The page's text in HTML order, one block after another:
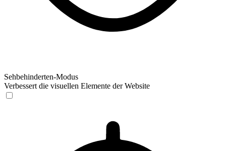
Sehbehinderten-Modus
Verbessert die visuellen Elemente der Website